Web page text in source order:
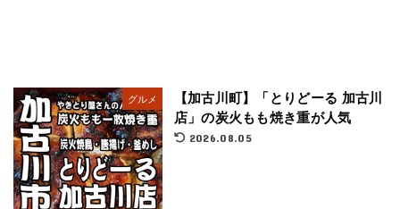
グルメ
【加古川町】「とりどーる 加古川
店」の炭火もも焼き重が人気
2026.08.05